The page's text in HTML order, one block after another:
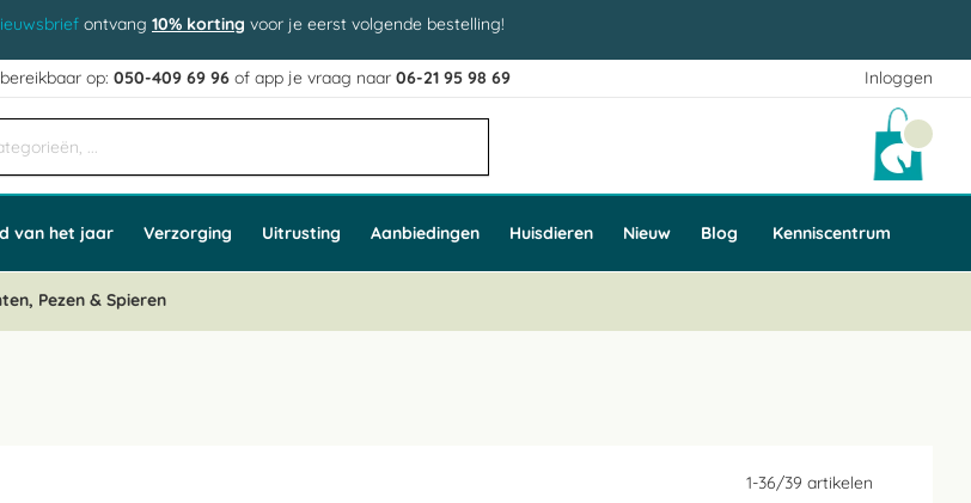
ontvang 10% korting voor je eerst volgende bestelling!
Inloggen
op:050-409 69 96 of app je vraag naar06-21 95 98 69
van het jaar Verzorging Uitrusting Aanbiedingen Huisdieren Nieuw Blog Kenniscentrum
Pezen & Spieren
1-36/39 artikelen